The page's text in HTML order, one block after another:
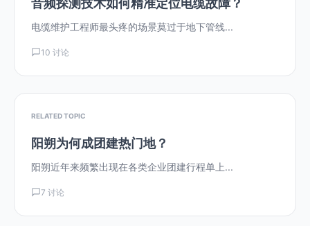
音频探测技术如何精准定位电缆故障？
电缆维护工程师最头疼的场景莫过于地下管线...
10 讨论
RELATED TOPIC
阳朔为何成团建热门地？
阳朔近年来频繁出现在各类企业团建行程单上...
7 讨论